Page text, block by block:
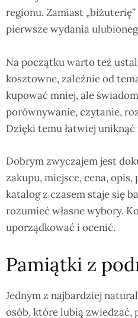
regionu. Zamiast
pierwsze wydania
Na początku warto też
kosztowne, zależnie od
kupować mniej, ale
porównywanie, czytanie,
Dzięki temu łatwiej
Dobrym zwyczajem jest
zakupu, miejsce, cena,
katalog z czasem staje się
rozumieć własne wybory.
uporządkować i ocenić.
Pamiątki z
Jednym z najbardziej
osób, które lubią zwiedzać,